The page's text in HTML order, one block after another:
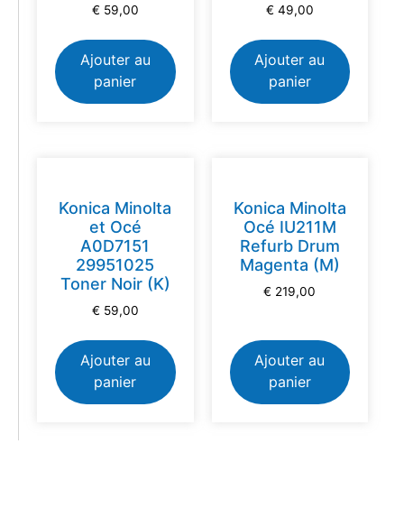
€ 59,00
Ajouter au
panier
€ 49,00
Ajouter au
panier
Konica Minolta
et Océ
A0D7151
29951025
Toner Noir (K)
€ 59,00
Ajouter au
panier
Konica Minolta
Océ IU211M
Refurb Drum
Magenta (M)
€ 219,00
Ajouter au
panier